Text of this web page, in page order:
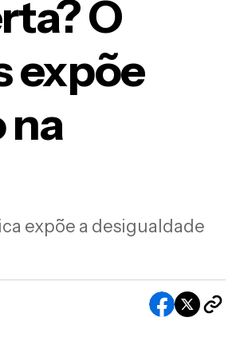
certa? O “surto” de Bruno Mars
na música
O
expõe
na
expõe a desigualdade